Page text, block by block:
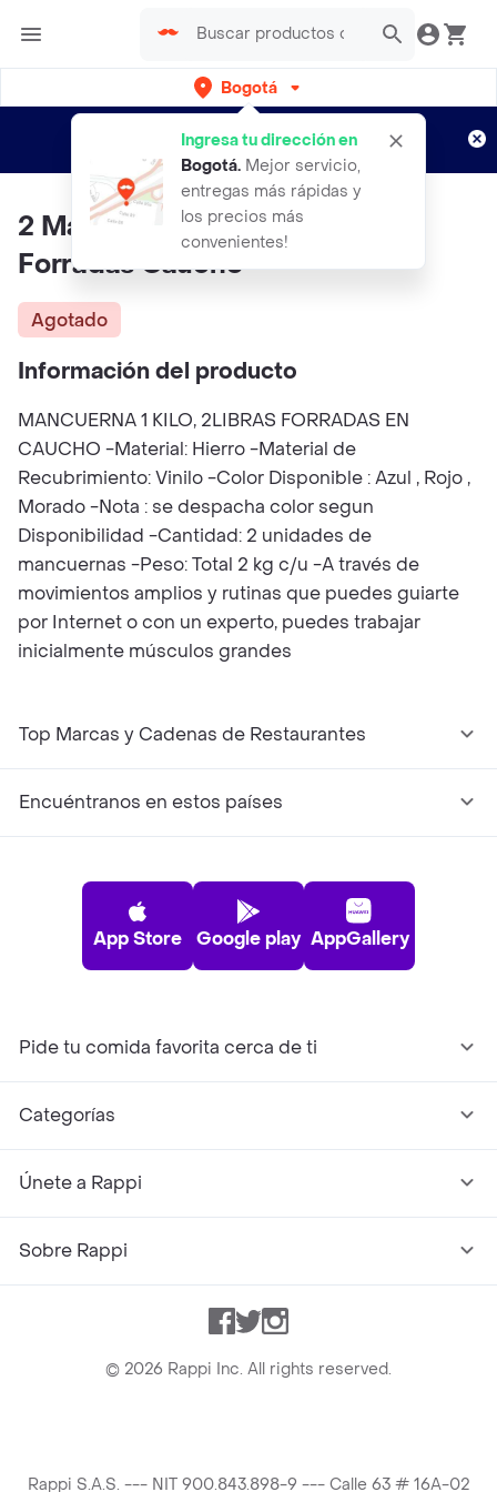
Bogotá
Ingresa tu dirección en
Bogotá. Mejor servicio,
entregas más rápidas y
los precios más
convenientes!
envíos gratis por semanas
Aplican TyC
2 Mancuernas 1 Kilo 2libras
Forradas Caucho
Agotado
Información del producto
MANCUERNA 1 KILO, 2LIBRAS FORRADAS EN
CAUCHO -Material: Hierro -Material de
Recubrimiento: Vinilo -Color Disponible : Azul , Rojo ,
Morado -Nota : se despacha color segun
Disponibilidad -Cantidad: 2 unidades de
mancuernas -Peso: Total 2 kg c/u -A través de
movimientos amplios y rutinas que puedes guiarte
por Internet o con un experto, puedes trabajar
inicialmente músculos grandes
Top Marcas y Cadenas de Restaurantes
Encuéntranos en estos países
App Store Google play AppGallery
Pide tu comida favorita cerca de ti
Categorías
Únete a Rappi
Sobre Rappi
Facebook
TwitterInstagram
© 2026 Rappi Inc. All rights reserved.
Rappi S.A.S. --- NIT 900.843.898-9 --- Calle 63 # 16A-02